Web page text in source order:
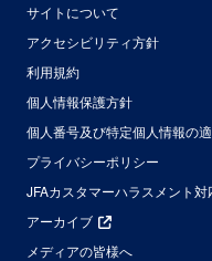
サイトについて
アクセシビリティ方針
利用規約
個人情報保護方針
個人番号及び特定個人情報の
プライバシーポリシー
JFAカスタマーハラスメント対
アーカイブ
メディアの皆様へ